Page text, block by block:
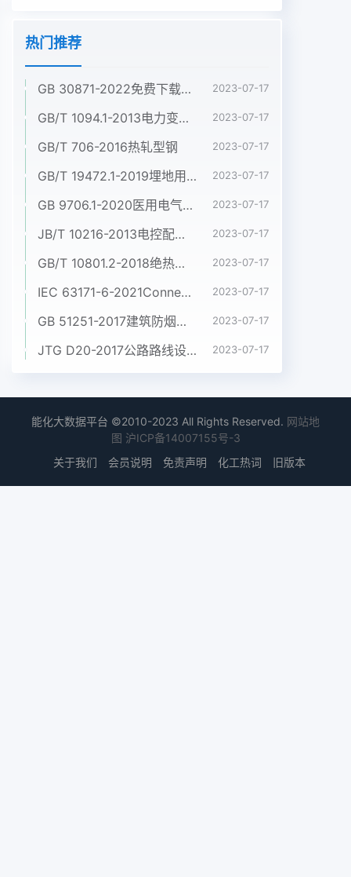
热门推荐
GB 30871-2022免费下载危险化学品企业特殊作业安全规范 2023-07-17
GB/T 1094.1-2013电力变压器 第1部分:总则 2023-07-17
GB/T 706-2016热轧型钢 2023-07-17
GB/T 19472.1-2019埋地用聚乙烯(PE)结构壁管道系统 第1部分:聚乙烯双壁波纹管材 2023-07-17
GB 9706.1-2020医用电气设备 第1部分:基本安全和基本性能的通用要求 2023-07-17
JB/T 10216-2013电控配电用电缆桥架 2023-07-17
GB/T 10801.2-2018绝热用挤塑聚苯乙烯泡沫塑料(XPS) 2023-07-17
IEC 63171-6-2021Connectors for electrical and electronic equipment - Part 6: Detail specification for 2-way and 4-way (data/power), shielded, free and fixed connectors for power and data transmission with frequencies up to 600 MHz 2023-07-17
GB 51251-2017建筑防烟排烟系统技术标准 2023-07-17
JTG D20-2017公路路线设计规范 2023-07-17
能化大数据平台 ©2010-2023 All Rights Reserved. 网站地
图 沪ICP备14007155号-3
关于我们
会员说明 免责声明 化工热词 旧版本